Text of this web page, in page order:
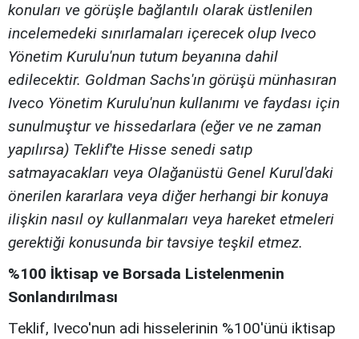
konuları ve görüşle bağlantılı olarak üstlenilen
incelemedeki sınırlamaları içerecek olup Iveco
Yönetim Kurulu'nun tutum beyanına dahil
edilecektir. Goldman Sachs'ın görüşü münhasıran
Iveco Yönetim Kurulu'nun kullanımı ve faydası için
sunulmuştur ve hissedarlara (eğer ve ne zaman
yapılırsa) Teklif'te Hisse senedi satıp
satmayacakları veya Olağanüstü Genel Kurul'daki
önerilen kararlara veya diğer herhangi bir konuya
ilişkin nasıl oy kullanmaları veya hareket etmeleri
gerektiği konusunda bir tavsiye teşkil etmez.
%100 İktisap ve Borsada Listelenmenin
Sonlandırılması
Teklif, Iveco'nun adi hisselerinin %100'ünü iktisap